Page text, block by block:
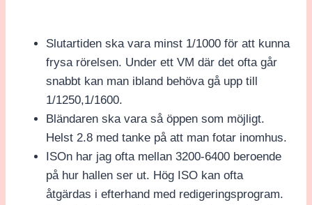
Slutartiden ska vara minst 1/1000 för att kunna
frysa rörelsen. Under ett VM där det ofta går
snabbt kan man ibland behöva gå upp till
1/1250,1/1600.
Bländaren ska vara så öppen som möjligt.
Helst 2.8 med tanke på att man fotar inomhus.
ISOn har jag ofta mellan 3200-6400 beroende
på hur hallen ser ut. Hög ISO kan ofta
åtgärdas i efterhand med redigeringsprogram.